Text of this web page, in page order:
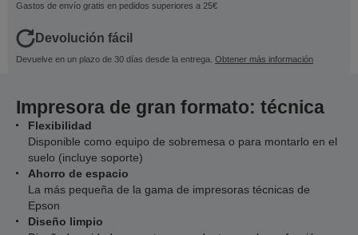
Gastos de envío gratis en pedidos superiores a 25€
Devolución fácil
Devuelve en un plazo de 30 días desde la entrega. Obtener más información
Impresora de gran formato: técnica
Flexibilidad
Disponible como equipo de sobremesa o para montarlo en el
suelo (incluye soporte)
Ahorro de espacio
La más pequeña de la gama de impresoras técnicas de
Epson
Diseño limpio